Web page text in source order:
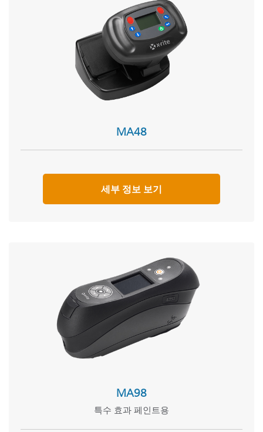
MA48
세부 정보 보기
MA98
특수 효과 페인트용